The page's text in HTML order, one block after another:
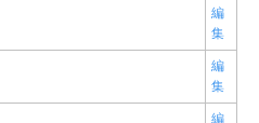
編
集
編
集
編